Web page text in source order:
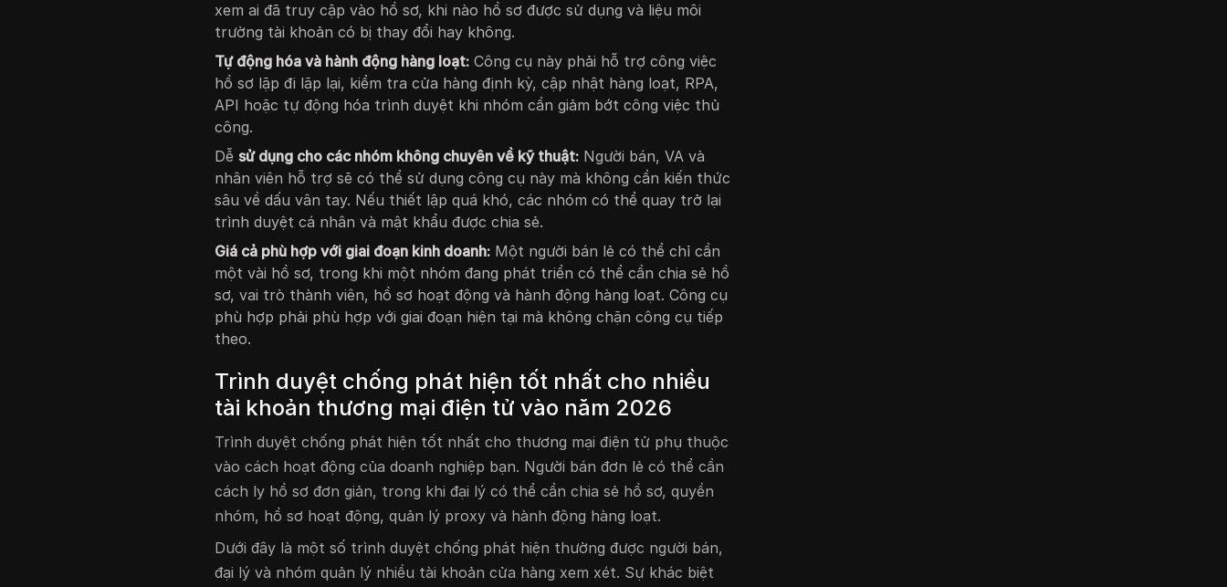
xem ai đã truy cập vào hồ sơ, khi nào hồ sơ được sử dụng và liệu môi
trường tài khoản có bị thay đổi hay không.
Tự động hóa và hành động hàng loạt: Công cụ này phải hỗ trợ công việc
hồ sơ lặp đi lặp lại, kiểm tra cửa hàng định kỳ, cập nhật hàng loạt, RPA,
API hoặc tự động hóa trình duyệt khi nhóm cần giảm bớt công việc thủ
công.
Dễsử dụng cho các nhóm không chuyên về kỹ thuật: Người bán, VA và
nhân viên hỗ trợ sẽ có thể sử dụng công cụ này mà không cần kiến thức
sâu về dấu vân tay. Nếu thiết lập quá khó, các nhóm có thể quay trở lại
trình duyệt cá nhân và mật khẩu được chia sẻ.
Giá cả phù hợp với giai đoạn kinh doanh: Một người bán lẻ có thể chỉ cần
một vài hồ sơ, trong khi một nhóm đang phát triển có thể cần chia sẻ hồ
sơ, vai trò thành viên, hồ sơ hoạt động và hành động hàng loạt. Công cụ
phù hợp phải phù hợp với giai đoạn hiện tại mà không chặn công cụ tiếp
theo.
Trình duyệt chống phát hiện tốt nhất cho nhiều
tài khoản thương mại điện tử vào năm 2026
Trình duyệt chống phát hiện tốt nhất cho thương mại điện tử phụ thuộc
vào cách hoạt động của doanh nghiệp bạn. Người bán đơn lẻ có thể cần
cách ly hồ sơ đơn giản, trong khi đại lý có thể cần chia sẻ hồ sơ, quyền
nhóm, hồ sơ hoạt động, quản lý proxy và hành động hàng loạt.
Dưới đây là một số trình duyệt chống phát hiện thường được người bán,
đại lý và nhóm quản lý nhiều tài khoản cửa hàng xem xét. Sự khác biệt